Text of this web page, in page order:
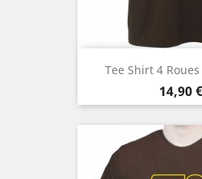
Tee Shirt 4
Prix
14,90 €